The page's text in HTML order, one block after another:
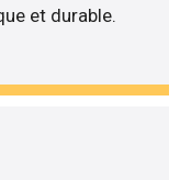
et durable.